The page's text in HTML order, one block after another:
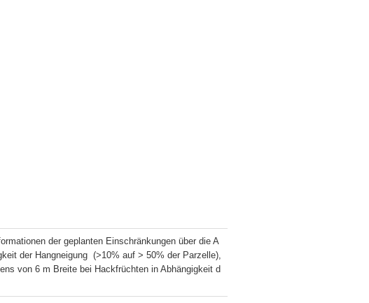
der geplanten Einschränkungen über die A
der Hangneigung  (>10% auf > 50% der Parzelle),
von 6 m Breite bei Hackfrüchten in Abhängigkeit d